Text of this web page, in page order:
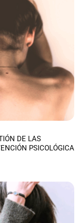
DE LAS
PSICOLÓGICA